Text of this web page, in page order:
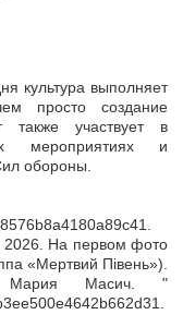
культура выполняет
просто создание
также участвует в
мероприятиях и
обороны.
2026. На первом фото
«Мертвий Півень»).
Мария Масич. "